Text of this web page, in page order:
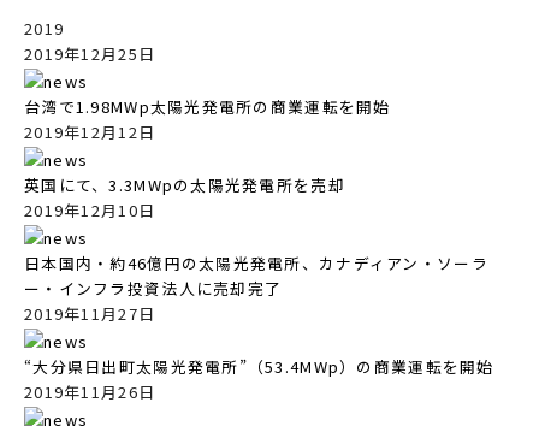
2019
2019年12月25日
台湾で1.98MWp太陽光発電所の商業運転を開始
2019年12月12日
英国にて、3.3MWpの太陽光発電所を売却
2019年12月10日
日本国内・約46億円の太陽光発電所、カナディアン・ソーラ
ー・インフラ投資法人に売却完了
2019年11月27日
“大分県日出町太陽光発電所”（53.4MWp）の商業運転を開始
2019年11月26日